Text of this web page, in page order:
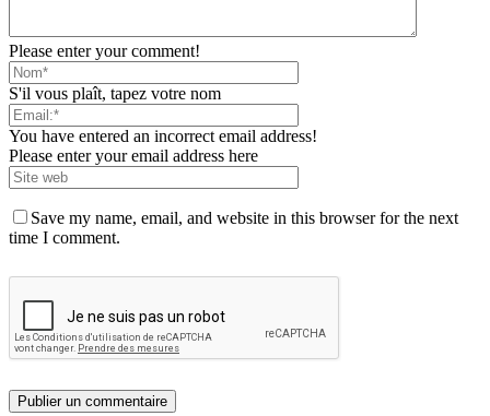
Please enter your comment!
S'il vous plaît, tapez votre nom
You have entered an incorrect email address!
Please enter your email address here
Save my name, email, and website in this browser for the next
time I comment.